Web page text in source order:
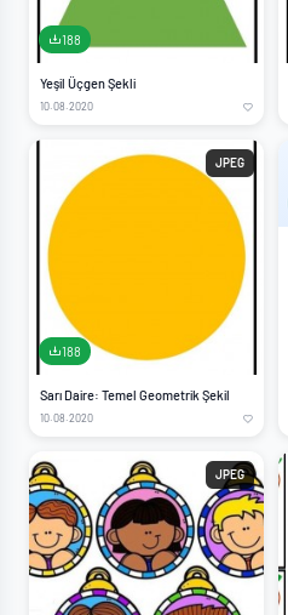
188
Yeşil Üçgen Şekli
10.08.2020
JPEG
188
Sarı Daire: Temel Geometrik Şekil
10.08.2020
JPEG